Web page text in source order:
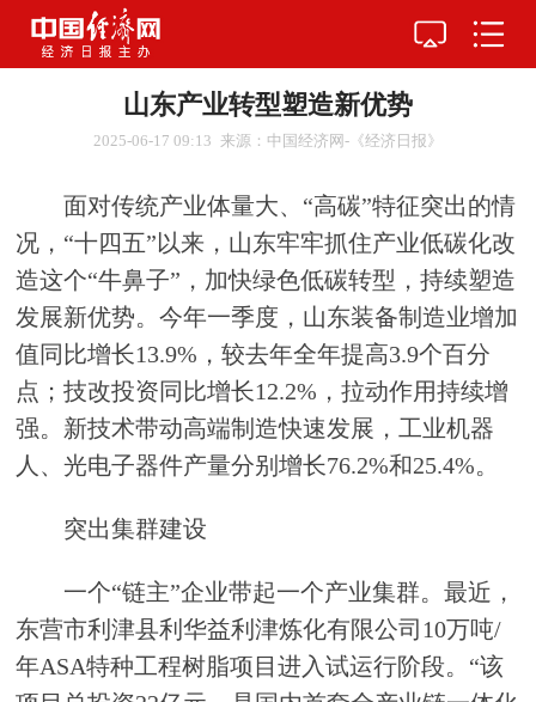
山东产业转型塑造新优势
2025-06-17 09:13 来源：中国经济网-《经济日报》
面对传统产业体量大、“高碳”特征突出的情
况，“十四五”以来，山东牢牢抓住产业低碳化改
造这个“牛鼻子”，加快绿色低碳转型，持续塑造
发展新优势。今年一季度，山东装备制造业增加
值同比增长13.9%，较去年全年提高3.9个百分
点；技改投资同比增长12.2%，拉动作用持续增
强。新技术带动高端制造快速发展，工业机器
人、光电子器件产量分别增长76.2%和25.4%。
突出集群建设
一个“链主”企业带起一个产业集群。最近，
东营市利津县利华益利津炼化有限公司10万吨/
年ASA特种工程树脂项目进入试运行阶段。“该